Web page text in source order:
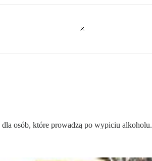
osób, które prowadzą po wypiciu alkoholu.